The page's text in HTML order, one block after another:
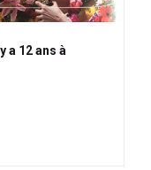
a 12 ans à